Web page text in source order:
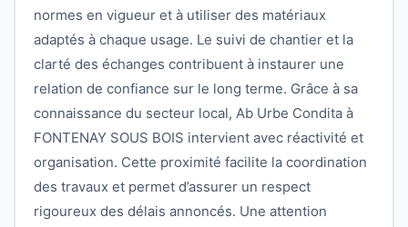
normes en vigueur et à utiliser des matériaux
adaptés à chaque usage. Le suivi de chantier et la
clarté des échanges contribuent à instaurer une
relation de confiance sur le long terme. Grâce à sa
connaissance du secteur local, Ab Urbe Condita à
FONTENAY SOUS BOIS intervient avec réactivité et
organisation. Cette proximité facilite la coordination
des travaux et permet d’assurer un respect
rigoureux des délais annoncés. Une attention